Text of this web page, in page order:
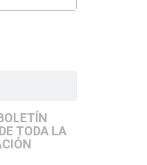
TODA LA